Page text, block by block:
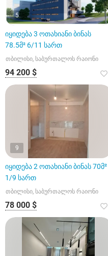
5
იყიდება 3 ოთახიანი ბინას
78.5მ² 6/11 სართ
თბილისი, საბურთალოს რაიონი
94 200 $
9
იყიდება 2 ოთახიანი ბინას 70მ²
1/9 სართ
თბილისი, საბურთალოს რაიონი
78 000 $